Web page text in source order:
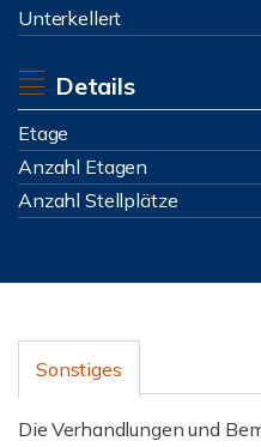
Unterkellert
Details
Etage
Anzahl Etagen
Anzahl Stellplätze
Sonstiges
Die Verhandlungen und